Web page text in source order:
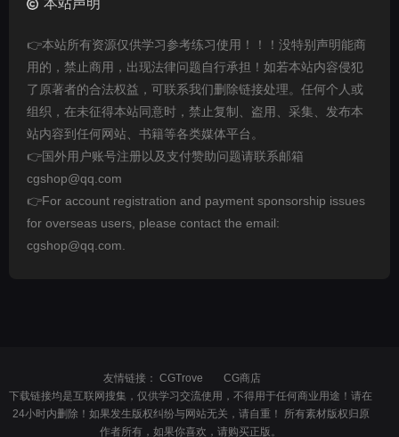
👉本站所有资源仅供学习参考练习使用！！！没特别声明能商
用的，禁止商用，出现法律问题自行承担！如若本站内容侵犯
了原著者的合法权益，可联系我们删除链接处理。任何个人或
组织，在未征得本站同意时，禁止复制、盗用、采集、发布本
站内容到任何网站、书籍等各类媒体平台。
👉国外用户账号注册以及支付赞助问题请联系邮箱
cgshop@qq.com
👉For account registration and payment sponsorship issues
for overseas users, please contact the email:
cgshop@qq.com.
友情链接： CGTrove
CG商店
下载链接均是互联网搜集，仅供学习交流使用，不得用于任何商业用途！请在
24小时内删除！如果发生版权纠纷与网站无关，请自重！ 所有素材版权归原
作者所有，如果你喜欢，请购买正版。